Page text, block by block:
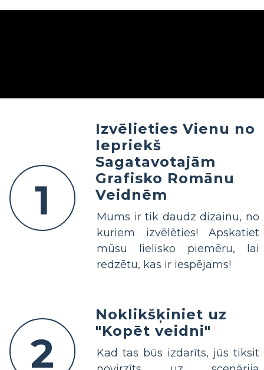
1
Izvēlieties Vienu no
Iepriekš
Sagatavotajām
Grafisko Romānu
Veidnēm
Mums ir tik daudz dizainu, no
kuriem izvēlēties! Apskatiet
mūsu lielisko piemēru, lai
redzētu, kas ir iespējams!
2
Noklikšķiniet uz
"Kopēt veidni"
Kad tas būs izdarīts, jūs tiksit